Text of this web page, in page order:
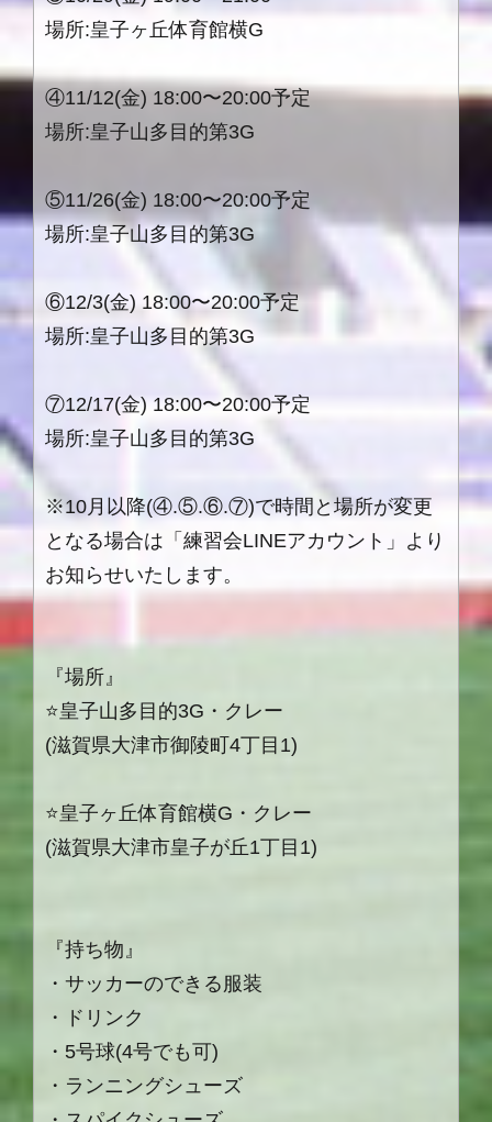
場所:皇子ヶ丘体育館横G
④11/12(金) 18:00〜20:00予定
場所:皇子山多目的第3G
⑤11/26(金) 18:00〜20:00予定
場所:皇子山多目的第3G
⑥12/3(金) 18:00〜20:00予定
場所:皇子山多目的第3G
⑦12/17(金) 18:00〜20:00予定
場所:皇子山多目的第3G
※10月以降(④.⑤.⑥.⑦)で時間と場所が変更
となる場合は「練習会LINEアカウント」より
お知らせいたします。
『場所』
⭐️皇子山多目的3G・クレー
(滋賀県大津市御陵町4丁目1)
⭐️皇子ヶ丘体育館横G・クレー
(滋賀県大津市皇子が丘1丁目1)
『持ち物』
・サッカーのできる服装
・ドリンク
・5号球(4号でも可)
・ランニングシューズ